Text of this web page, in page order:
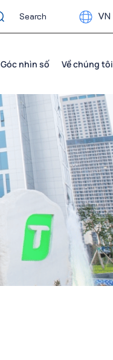
VN
Góc nhìn số Về chúng tôi